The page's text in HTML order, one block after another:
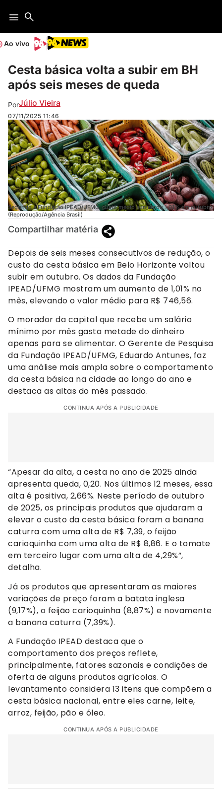
Ao vivo
Cesta básica volta a subir em BH
após seis meses de queda
PorJúlio Vieira
07/11/2025 11:46
Segundo a Fundação IPEAD/UFMG, custo médio aumentou 1,01% em outubro
(Reprodução/Agência Brasil)
Compartilhar matéria
Depois de seis meses consecutivos de redução, o
custo da cesta básica em Belo Horizonte voltou
subir em outubro. Os dados da Fundação
IPEAD/UFMG mostram um aumento de 1,01% no
mês, elevando o valor médio para R$ 746,56.
O morador da capital que recebe um salário
mínimo por mês gasta metade do dinheiro
apenas para se alimentar. O Gerente de Pesquisa
da Fundação IPEAD/UFMG, Eduardo Antunes, faz
uma análise mais ampla sobre o comportamento
da cesta básica na cidade ao longo do ano e
destaca as altas do mês passado.
CONTINUA APÓS A PUBLICIDADE
“Apesar da alta, a cesta no ano de 2025 ainda
apresenta queda, 0,20. Nos últimos 12 meses, essa
alta é positiva, 2,66%. Neste período de outubro
de 2025, os principais produtos que ajudaram a
elevar o custo da cesta básica foram a banana
caturra com uma alta de R$ 7,39, o feijão
carioquinha com uma alta de R$ 8,86. E o tomate
em terceiro lugar com uma alta de 4,29%”,
detalha.
Já os produtos que apresentaram as maiores
variações de preço foram a batata inglesa
(9,17%), o feijão carioquinha (8,87%) e novamente
a banana caturra (7,39%).
A Fundação IPEAD destaca que o
comportamento dos preços reflete,
principalmente, fatores sazonais e condições de
oferta de alguns produtos agrícolas. O
levantamento considera 13 itens que compõem a
cesta básica nacional, entre eles carne, leite,
arroz, feijão, pão e óleo.
CONTINUA APÓS A PUBLICIDADE